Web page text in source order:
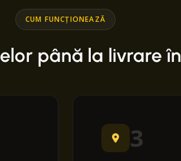
CUM FUNCȚIONEAZĂ
până la livrare în
3